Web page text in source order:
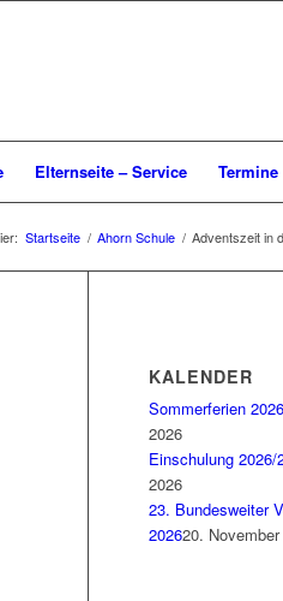
Elternseite – Service Termine
Startseite / Ahorn Schule / Adventszeit in
KALENDER
Sommerferien
2026
Einschulung 2026/
2026
23. Bundesweiter
202620.